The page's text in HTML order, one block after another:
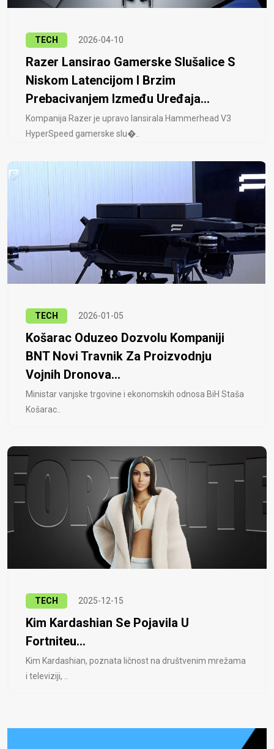
TECH 2026-04-10
Razer Lansirao Gamerske Slušalice S
Niskom Latencijom I Brzim
Prebacivanjem Između Uređaja...
Kompanija Razer je upravo lansirala Hammerhead V3
HyperSpeed ​​gamerske slu�..
TECH 2026-01-05
Košarac Oduzeo Dozvolu Kompaniji
BNT Novi Travnik Za Proizvodnju
Vojnih Dronova...
Ministar vanjske trgovine i ekonomskih odnosa BiH Staša
Košarac..
TECH 2025-12-15
Kim Kardashian Se Pojavila U
Fortniteu...
Kim Kardashian, poznata ličnost na društvenim mrežama
i televiziji, ..